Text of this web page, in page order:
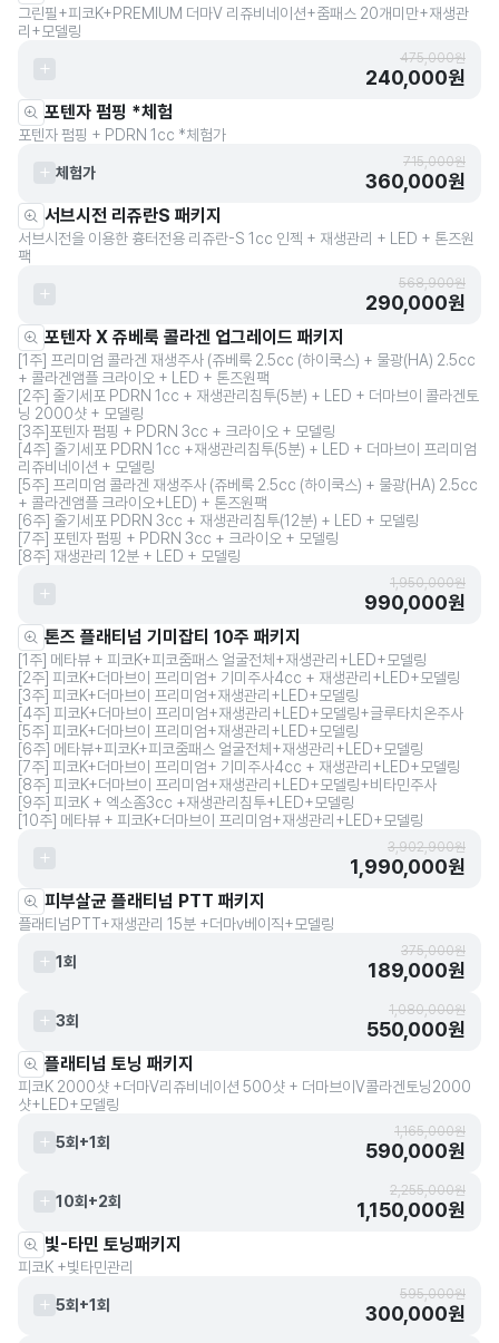
그린필+피코K+PREMIUM 더마V 리쥬비네이션+줌패스 20개미만+재생관
리+모델링
475,000원
240,000원
포텐자 펌핑 *체험
포텐자 펌핑 + PDRN 1cc *체험가
체험가
715,000원
360,000원
서브시전 리쥬란S 패키지
서브시전을 이용한 흉터전용 리쥬란-S 1cc 인젝 + 재생관리 + LED + 톤즈원
팩
568,900원
290,000원
포텐자 X 쥬베룩 콜라겐 업그레이드 패키지
[1주] 프리미엄 콜라겐 재생주사 (쥬베룩 2.5cc (하이쿡스) + 물광(HA) 2.5cc
+ 콜라겐앰플 크라이오 + LED + 톤즈원팩
[2주] 줄기세포 PDRN 1cc + 재생관리침투(5분) + LED + 더마브이 콜라겐토
닝 2000샷 + 모델링
[3주]포텐자 펌핑 + PDRN 3cc + 크라이오 + 모델링
[4주] 줄기세포 PDRN 1cc +재생관리침투(5분) + LED + 더마브이 프리미엄
리쥬비네이션 + 모델링
[5주] 프리미엄 콜라겐 재생주사 (쥬베룩 2.5cc (하이쿡스) + 물광(HA) 2.5cc
+ 콜라겐앰플 크라이오+LED) + 톤즈원팩
[6주] 줄기세포 PDRN 3cc + 재생관리침투(12분) + LED + 모델링
[7주] 포텐자 펌핑 + PDRN 3cc + 크라이오 + 모델링
[8주] 재생관리 12분 + LED + 모델링
1,950,000원
990,000원
톤즈 플래티넘 기미잡티 10주 패키지
[1주] 메타뷰 + 피코K+피코줌패스 얼굴전체+재생관리+LED+모델링
[2주] 피코K+더마브이 프리미엄+ 기미주사4cc + 재생관리+LED+모델링
[3주] 피코K+더마브이 프리미엄+재생관리+LED+모델링
[4주] 피코K+더마브이 프리미엄+재생관리+LED+모델링+글루타치온주사
[5주] 피코K+더마브이 프리미엄+재생관리+LED+모델링
[6주] 메타뷰+피코K+피코줌패스 얼굴전체+재생관리+LED+모델링
[7주] 피코K+더마브이 프리미엄+ 기미주사4cc + 재생관리+LED+모델링
[8주] 피코K+더마브이 프리미엄+재생관리+LED+모델링+비타민주사
[9주] 피코K + 엑소좀3cc +재생관리침투+LED+모델링
[10주] 메타뷰 + 피코K+더마브이 프리미엄+재생관리+LED+모델링
3,902,900원
1,990,000원
피부살균 플래티넘 PTT 패키지
플래티넘PTT+재생관리 15분 +더마v베이직+모델링
1회
375,000원
189,000원
3회
1,080,000원
550,000원
플래티넘 토닝 패키지
피코K 2000샷 +더마V리쥬비네이션 500샷 + 더마브이V콜라겐토닝2000
샷+LED+모델링
5회+1회
1,165,000원
590,000원
10회+2회
2,255,000원
1,150,000원
빛-타민 토닝패키지
피코K +빛타민관리
5회+1회
595,000원
300,000원